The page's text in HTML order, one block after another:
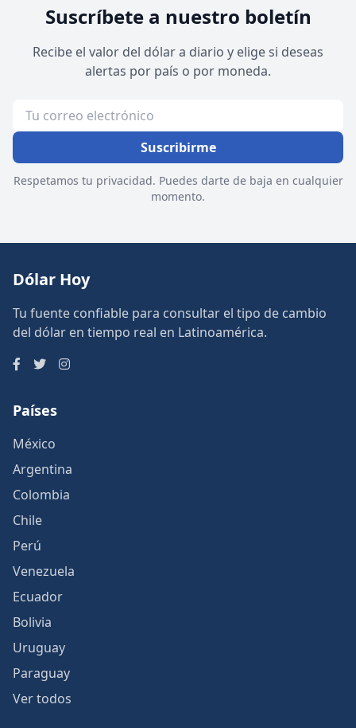
Suscríbete a nuestro boletín
Recibe el valor del dólar a diario y elige si deseas
alertas por país o por moneda.
Suscribirme
Respetamos tu privacidad. Puedes darte de baja en cualquier
momento.
Dólar Hoy
Tu fuente confiable para consultar el tipo de cambio
del dólar en tiempo real en Latinoamérica.
Países
México
Argentina
Colombia
Chile
Perú
Venezuela
Ecuador
Bolivia
Uruguay
Paraguay
Ver todos